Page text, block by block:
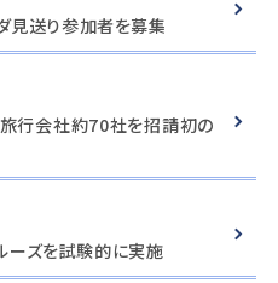
見送り参加者を募集
行会社約70社を招請初の
ーズを試験的に実施